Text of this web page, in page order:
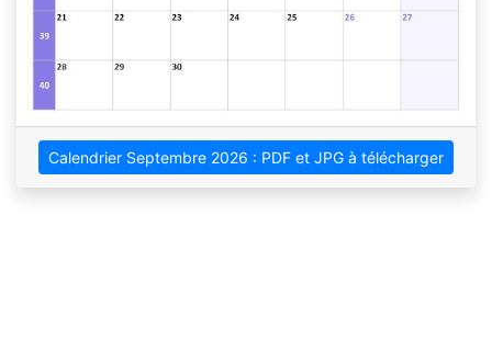
Calendrier Septembre 2026 : PDF et JPG à télécharger